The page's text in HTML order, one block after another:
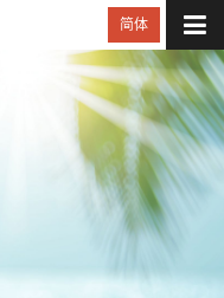
简体